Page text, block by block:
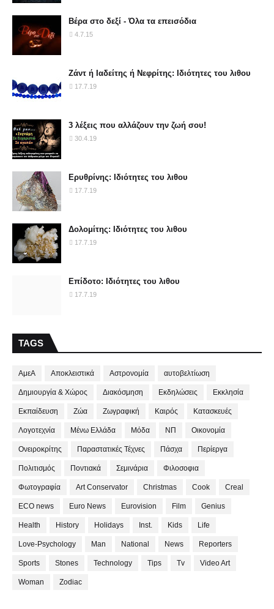
Βέρα στο δεξί - Όλα τα επεισόδια
4.7.15
Ζάντ ή Ιαδείτης ή Νεφρίτης: Ιδιότητες του λιθου
17.7.19
3 λέξεις που αλλάζουν την ζωή σου!
30.4.19
Ερυθρίνης: Ιδιότητες του λιθου
17.7.19
Δολομίτης: Ιδιότητες του λιθου
17.7.19
Επίδοτο: Ιδιότητες του λιθου
17.7.19
TAGS
ΑμεΑ Αποκλειστικά Αστρονομία αυτοβελτίωση
Δημιουργία & Χώρος Διακόσμηση Εκδηλώσεις Εκκλησία
Εκπαίδευση Ζώα Ζωγραφική Καιρός Κατασκευές
Λογοτεχνία Μένω Ελλάδα Μόδα ΝΠ Οικονομία
Ονειροκρίτης Παραστατικές Τέχνες Πάσχα Περίεργα
Πολιτισμός Ποντιακά Σεμινάρια Φιλοσοφια
Φωτογραφία Art Conservator Christmas Cook Creal
ECO news Euro News Eurovision Film Genius
Health History Holidays Inst. Kids Life
Love-Psychology Man National News Reporters
Sports Stones Technology Tips Tv Video Art
Woman Zodiac